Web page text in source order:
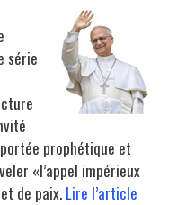
série
prophétique et
«l’appel impérieux
de paix. Lire l’article